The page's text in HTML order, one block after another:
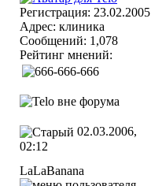
Регистрация: 23.02.2005
Адрес: клиника
Сообщений: 1,078
Рейтинг мнений:
02.03.2006,
02:12
LaLaBanana